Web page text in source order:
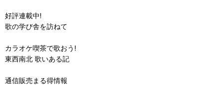
好評連載中!
歌の学び舎を訪ねて
カラオケ喫茶で歌おう!
東西南北 歌いある記
通信販売まる得情報